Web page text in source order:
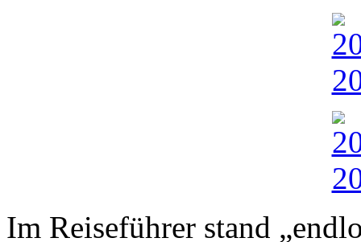
Im Reiseführer stand